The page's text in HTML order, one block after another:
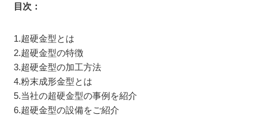
目次：
1.超硬金型とは
2.超硬金型の特徴
3.超硬金型の加工方法
4.粉末成形金型とは
5.当社の超硬金型の事例を紹介
6.超硬金型の設備をご紹介